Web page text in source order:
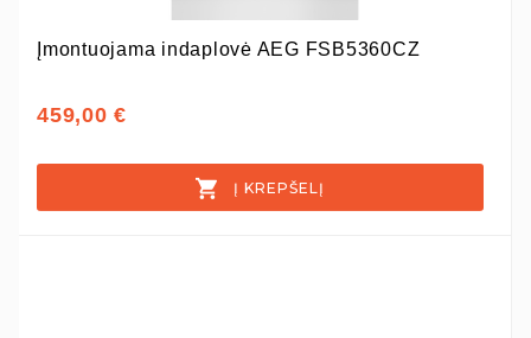
Įmontuojama indaplovė AEG FSB5360CZ
459,00 €
Į KREPŠELĮ